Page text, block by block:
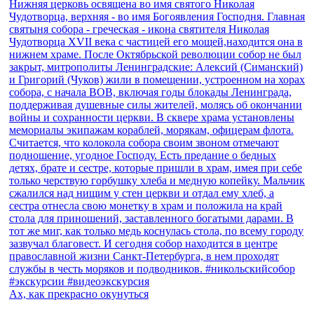
Ах, как прекрасно окунуться